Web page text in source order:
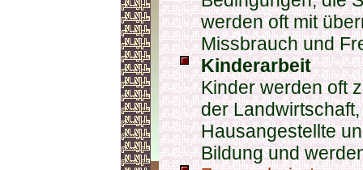
werden oft mit
Missbrauch und
Kinderarbeit
Kinder werden oft
der
Hausangestellte
Bildung und